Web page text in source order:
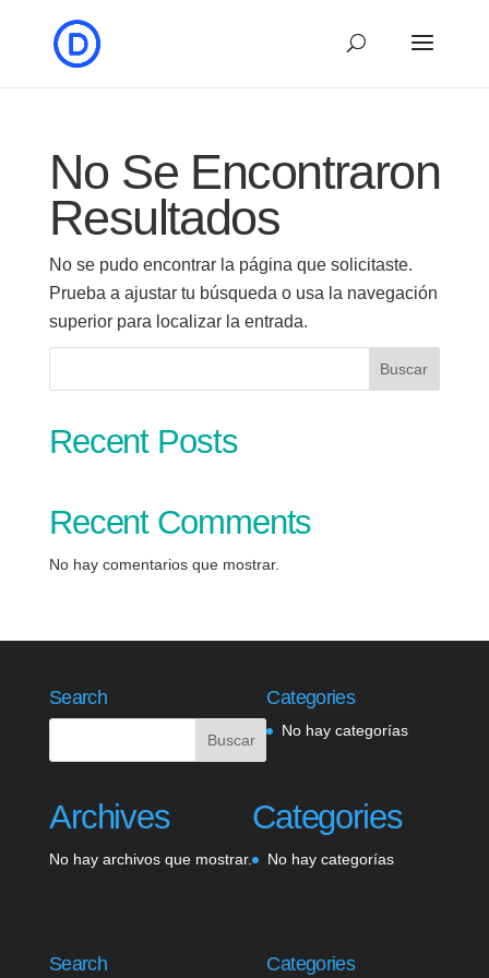
No Se Encontraron
Resultados
No se pudo encontrar la página que solicitaste.
Prueba a ajustar tu búsqueda o usa la navegación
superior para localizar la entrada.
Buscar
Recent Posts
Recent Comments
No hay comentarios que mostrar.
Search Categories
No hay categorías
Archives
No hay archivos que mostrar.
Categories
No hay categorías
Search Categories